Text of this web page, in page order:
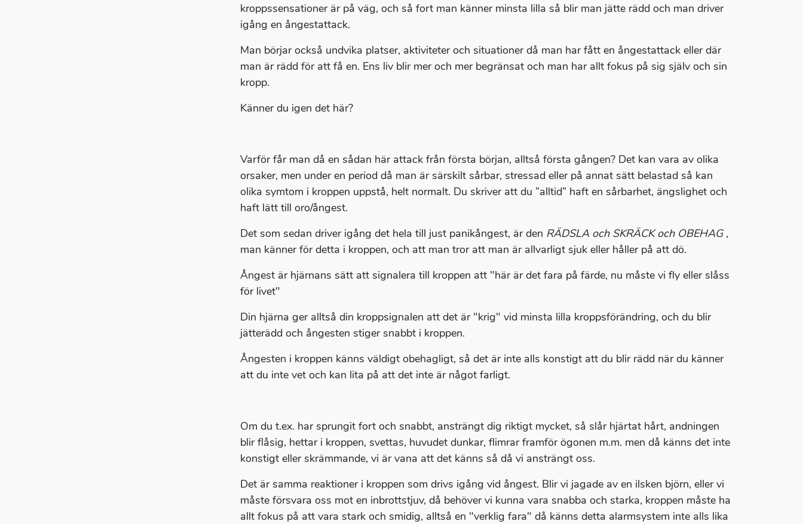
kroppssensationer är på väg, och så fort man känner minsta lilla så blir man jätte rädd och man driver
igång en ångestattack.
Man börjar också undvika platser, aktiviteter och situationer då man har fått en ångestattack eller där
man är rädd för att få en. Ens liv blir mer och mer begränsat och man har allt fokus på sig själv och sin
kropp.
Känner du igen det här?
Varför får man då en sådan här attack från första början, alltså första gången? Det kan vara av olika
orsaker, men under en period då man är särskilt sårbar, stressad eller på annat sätt belastad så kan
olika symtom i kroppen uppstå, helt normalt. Du skriver att du ”alltid” haft en sårbarhet, ängslighet och
haft lätt till oro/ångest.
Det som sedan driver igång det hela till just panikångest, är den RÄDSLA och SKRÄCK och OBEHAG,
man känner för detta i kroppen, och att man tror att man är allvarligt sjuk eller håller på att dö.
Ångest är hjärnans sätt att signalera till kroppen att "här är det fara på färde, nu måste vi fly eller slåss
för livet"
Din hjärna ger alltså din kroppsignalen att det är "krig" vid minsta lilla kroppsförändring, och du blir
jätterädd och ångesten stiger snabbt i kroppen.
Ångesten i kroppen känns väldigt obehagligt, så det är inte alls konstigt att du blir rädd när du känner
att du inte vet och kan lita på att det inte är något farligt.
Om du t.ex. har sprungit fort och snabbt, ansträngt dig riktigt mycket, så slår hjärtat hårt, andningen
blir flåsig, hettar i kroppen, svettas, huvudet dunkar, flimrar framför ögonen m.m. men då känns det inte
konstigt eller skrämmande, vi är vana att det känns så då vi ansträngt oss.
Det är samma reaktioner i kroppen som drivs igång vid ångest. Blir vi jagade av en ilsken björn, eller vi
måste försvara oss mot en inbrottstjuv, då behöver vi kunna vara snabba och starka, kroppen måste ha
allt fokus på att vara stark och smidig, alltså en "verklig fara" då känns detta alarmsystem inte alls lika